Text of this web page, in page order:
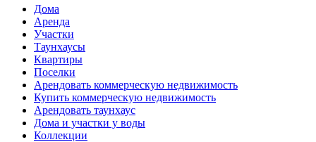
Дома
Аренда
Участки
Таунхаусы
Квартиры
Поселки
Арендовать коммерческую недвижимость
Купить коммерческую недвижимость
Арендовать таунхаус
Дома и участки у воды
Коллекции